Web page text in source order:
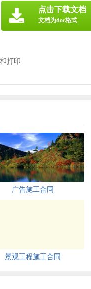
打印
点击下载文档
文档为doc格式
广告施工合同
景观工程施工合同